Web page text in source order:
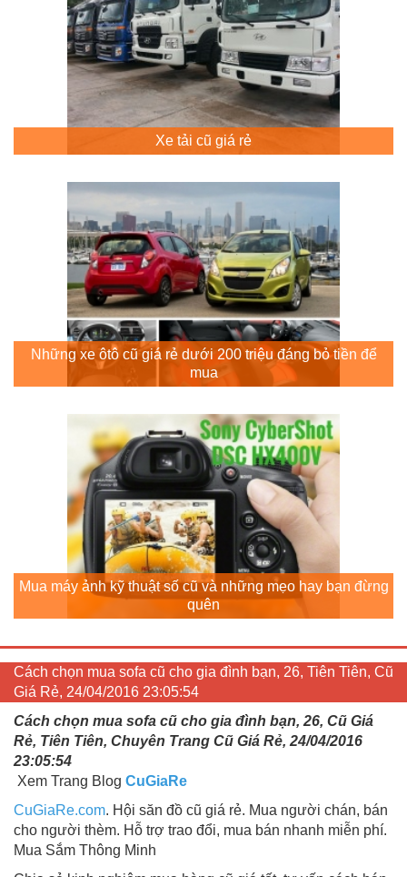
Xe tải cũ giá rẻ
Những xe ôtô cũ giá rẻ dưới 200 triệu đáng bỏ tiền để
mua
Mua máy ảnh kỹ thuật số cũ và những mẹo hay bạn đừng
quên
Cách chọn mua sofa cũ cho gia đình bạn, 26, Tiên Tiên, Cũ
Giá Rẻ, 24/04/2016 23:05:54
Cách chọn mua sofa cũ cho gia đình bạn, 26, Cũ Giá
Rẻ, Tiên Tiên, Chuyên Trang Cũ Giá Rẻ, 24/04/2016
23:05:54
Xem Trang Blog CuGiaRe
CuGiaRe.com. Hội săn đồ cũ giá rẻ. Mua người chán, bán
cho người thèm. Hỗ trợ trao đổi, mua bán nhanh miễn phí.
Mua Sắm Thông Minh